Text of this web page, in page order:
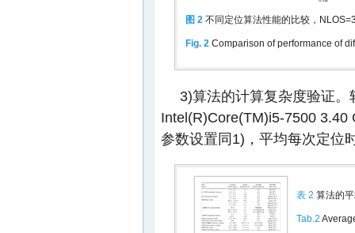
图 2不同定位算法性能的比较，
Fig. 2Comparison of performance of
3)算法的计算复杂度验证
Intel(R)Core(TM)i5-7500 3.40
参数设置同1)，平均每次定位
表 2 算法的
Tab.2